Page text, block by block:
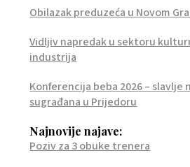
Obilazak preduzeća u Novom
Vidljiv napredak u sektoru
industrija
Konferencija beba 2026 – slavlje
sugrađana u Prijedoru
Najnovije najave:
Poziv za 3 obuke trenera